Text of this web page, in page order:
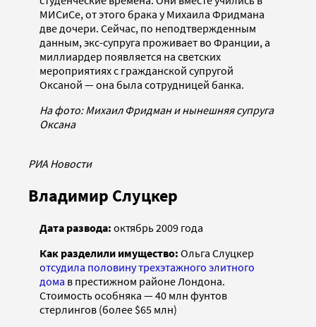
МИСиСе, от этого брака у Михаила Фридмана
две дочери. Сейчас, по неподтвержденным
данным, экс-супруга проживает во Франции, а
миллиардер появляется на светских
мероприятиях с гражданской супругой
Оксаной — она была сотрудницей банка.
На фото: Михаил Фридман и нынешняя супруга
Оксана
РИА Новости
Владимир Слуцкер
Дата развода: октябрь 2009 года
Как разделили имущество: Ольга Слуцкер
отсудила половину трехэтажного элитного
дома в престижном районе Лондона.
Стоимость особняка — 40 млн фунтов
стерлингов (более $65 млн)